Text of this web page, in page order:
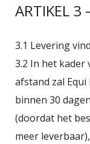
ARTIKEL 3
3.1 Levering
3.2 In het kader
afstand zal
binnen 30
(doordat het
meer